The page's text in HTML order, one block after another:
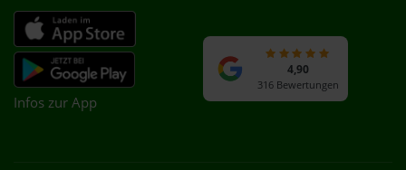
Infos zur App
4,90
316 Bewertungen